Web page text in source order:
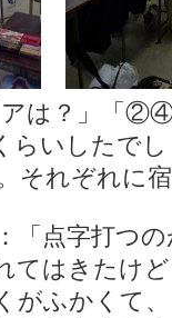
アは？」「
らいしたで
それぞれに
「点字打つ
てはきたけ
がふかくて